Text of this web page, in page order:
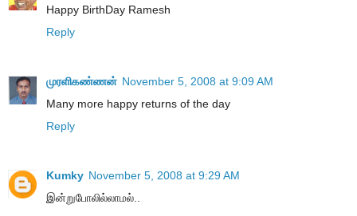
Happy BirthDay Ramesh
Reply
முரளிகண்ணன் November 5, 2008 at 9:09 AM
Many more happy returns of the day
Reply
Kumky November 5, 2008 at 9:29 AM
இன்றுபோலில்லாமல்..